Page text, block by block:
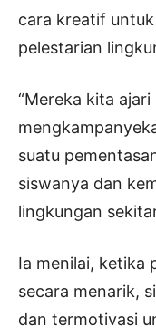
cara kreatif
pelestarian
“Mereka kita
suatu
siswanya dan
lingkungan
Ia menilai, ketika
secara menarik,
dan termotivasi